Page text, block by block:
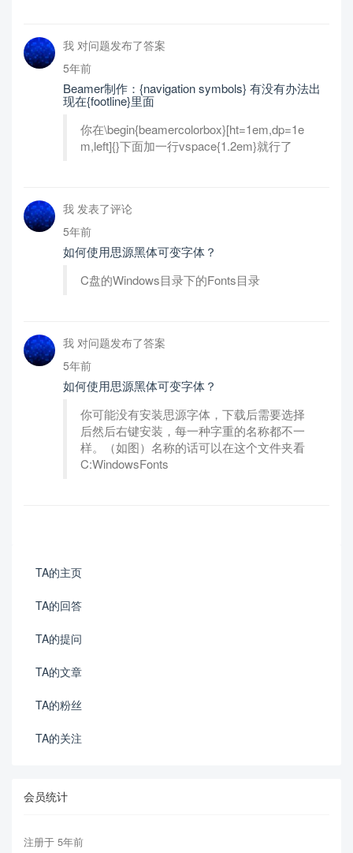
我 对问题发布了答案
5年前
Beamer制作：{navigation symbols} 有没有办法出
现在{footline}里面
你在\begin{beamercolorbox}[ht=1em,dp=1e
m,left]{}下面加一行vspace{1.2em}就行了
我 发表了评论
5年前
如何使用思源黑体可变字体？
C盘的Windows目录下的Fonts目录
我 对问题发布了答案
5年前
如何使用思源黑体可变字体？
你可能没有安装思源字体，下载后需要选择
后然后右键安装，每一种字重的名称都不一
样。（如图）名称的话可以在这个文件夹看
C:WindowsFonts
TA的主页
TA的回答
TA的提问
TA的文章
TA的粉丝
TA的关注
会员统计
注册于 5年前